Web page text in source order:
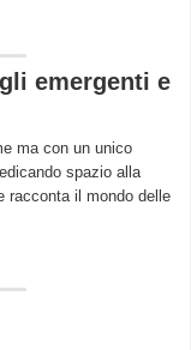
emergenti e
ma con un unico
spazio alla
racconta il mondo delle